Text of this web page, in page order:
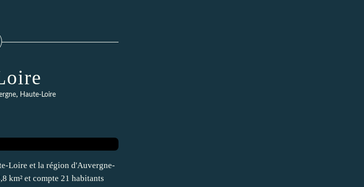
, Haute-Loire
Loire et la région d'Auvergne-
km² et compte 21 habitants